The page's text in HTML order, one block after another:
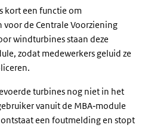
kort een functie om
voor de Centrale Voorziening
windturbines staan deze
zodat medewerkers geluid ze
turbines nog niet in het
vanuit de MBA‑module
een foutmelding en stopt